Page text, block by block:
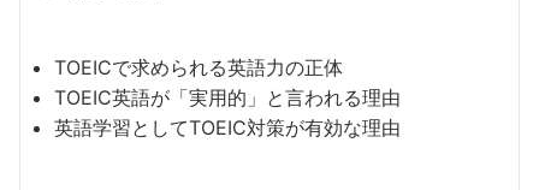
TOEICで求められる英語力の正体
TOEIC英語が「実用的」と言われる理由
英語学習としてTOEIC対策が有効な理由